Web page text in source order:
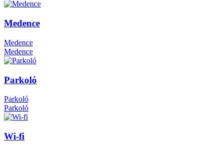
Medence
Medence
Medence
Parkoló
Parkoló
Parkoló
Wi-fi